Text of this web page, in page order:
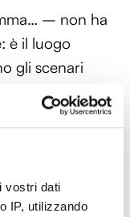
vostri dati
IP, utilizzando
– non ha
è il luogo
gli scenari
Iscriviti
alla